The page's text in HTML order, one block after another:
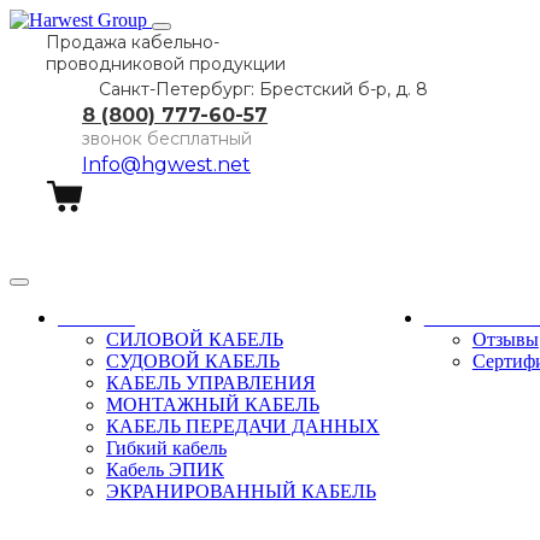
Продажа кабельно-
проводниковой продукции
Санкт-Петербург: Брестский б-р, д. 8
8 (800) 777-60-57
звонок бесплатный
Info@hgwest.net
СИЛОВОЙ КАБЕЛЬ
СУДОВОЙ КАБЕЛЬ
КАБЕЛЬ УПРАВЛЕНИЯ
МОНТАЖНЫЙ КАБЕЛЬ
КАБЕЛЬ ПЕРЕДАЧИ ДАННЫХ
Гибкий кабель
Кабель ЭПИК
ЭКРАНИРОВАННЫЙ КАБЕЛЬ
Отзывы